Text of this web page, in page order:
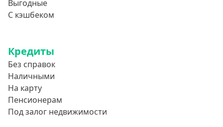
Выгодные
С кэшбеком
Кредиты
Без справок
Наличными
На карту
Пенсионерам
Под залог недвижимости